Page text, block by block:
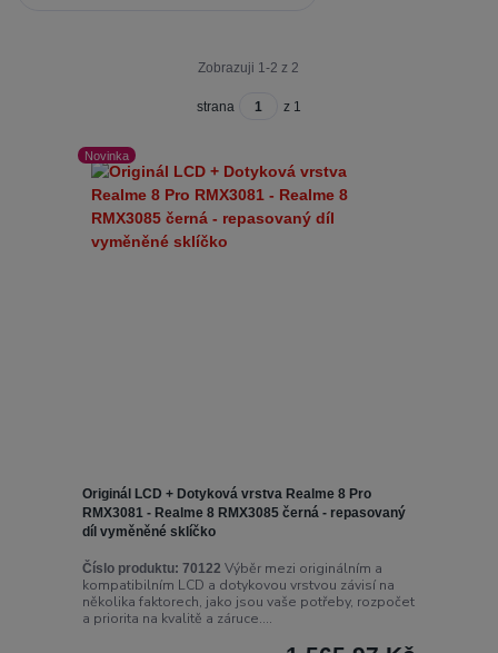
Zobrazuji 1-2 z 2
strana z 1
Novinka
Originál LCD + Dotyková vrstva Realme 8 Pro
RMX3081 - Realme 8 RMX3085 černá - repasovaný
díl vyměněné sklíčko
Číslo produktu: 70122 Výběr mezi originálním a
kompatibilním LCD a dotykovou vrstvou závisí na
několika faktorech, jako jsou vaše potřeby, rozpočet
a priorita na kvalitě a záruce....